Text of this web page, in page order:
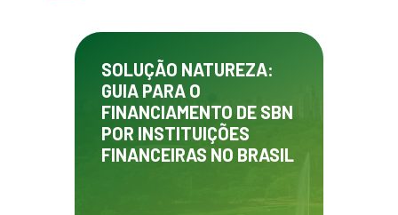
SOLUÇÃO NATUREZA:
GUIA PARA O
FINANCIAMENTO DE SBN
POR INSTITUIÇÕES
FINANCEIRAS NO BRASIL